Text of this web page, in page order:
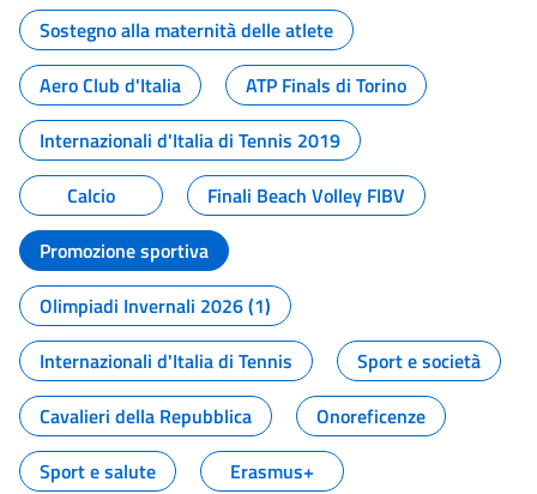
Sostegno alla maternità delle atlete
Aero Club d'Italia
ATP Finals di Torino
Internazionali d'Italia di Tennis 2019
Calcio
Finali Beach Volley FIBV
Promozione sportiva
Olimpiadi Invernali 2026 (1)
Internazionali d'Italia di Tennis
Sport e società
Cavalieri della Repubblica
Onoreficenze
Sport e salute
Erasmus+